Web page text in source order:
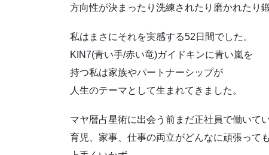
方向性が決まったり 洗練されたり 磨かれたり
私はまさにそれを実感する52日間でした。
KIN7(青い手/赤い竜)ガイドキンに青い嵐を
持つ私は家族やパートナーシップが
人生のテーマとして生まれてきました。
マヤ暦占星術に出会う前 まだ正社員で働いて
育児、家事、仕事の両立がどんなに頑張っても